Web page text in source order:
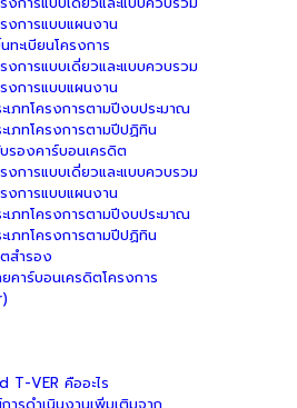
งการแบบแผนงาน
ทะเบียนโครงการ
งการแบบเดี่ยวและแบบควบรวม
งการแบบแผนงาน
เภทโครงการตามปีงบประมาณ
เภทโครงการตามปีปฏิทิน
รองคาร์บอนเครดิต
งการแบบเดี่ยวและแบบควบรวม
งการแบบแผนงาน
เภทโครงการตามปีงบประมาณ
เภทโครงการตามปีปฏิทิน
สำรอง
คาร์บอนเครดิตโครงการ
T-VER คืออะไร